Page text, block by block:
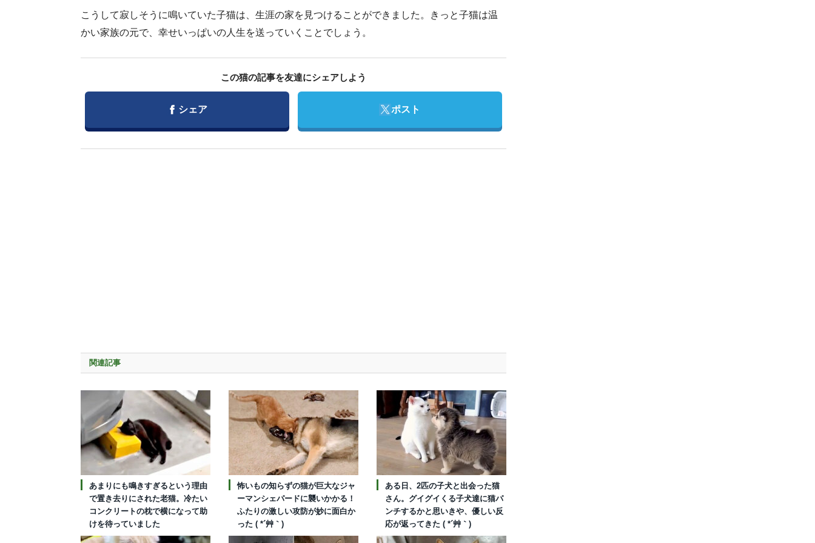
こうして寂しそうに鳴いていた子猫は、生涯の家を見つけることができました。きっと子猫は温
かい家族の元で、幸せいっぱいの人生を送っていくことでしょう。
この猫の記事を友達にシェアしよう
Facebook
シェア Twitter
ポスト
関連記事
あまりにも鳴きすぎるという理由
で置き去りにされた老猫。冷たい
コンクリートの枕で横になって助
けを待っていました
怖いもの知らずの猫が巨大なジャ
ーマンシェパードに襲いかかる！
ふたりの激しい攻防が妙に面白か
った ( *´艸｀)
ある日、2匹の子犬と出会った猫
さん。グイグイくる子犬達に猫パ
ンチするかと思いきや、優しい反
応が返ってきた ( *´艸｀)